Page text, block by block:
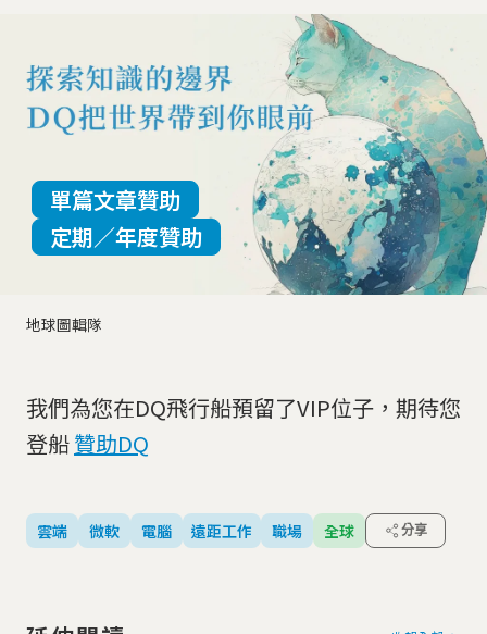
地球圖輯隊
單篇文章贊助
定期／年度贊助
我們為您在DQ飛行船預留了VIP位子，期待您
登船贊助DQ
雲端 微軟 電腦 遠距工作 職場 全球 分享